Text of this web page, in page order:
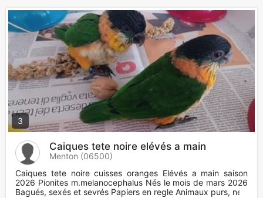
3
Caiques tete noire elévés a main
Menton (06500)
Caiques tete noire cuisses oranges Elévés a main saison
2026 Pionites m.melanocephalus Nés le mois de mars 2026
Bagués, sexés et sevrés Papiers en regle Animaux purs, nés